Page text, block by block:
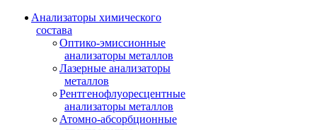
Анализаторы химического
состава
Оптико-эмиссионные
анализаторы металлов
Лазерные анализаторы
металлов
Рентгенофлуоресцентные
анализаторы металлов
Атомно-абсорбционные